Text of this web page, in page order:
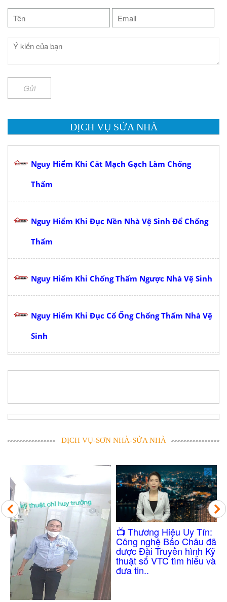
Gửi
DỊCH VỤ SỬA NHÀ
Nguy Hiểm Khi Cắt Mạch Gạch Làm Chống
Thấm
Nguy Hiểm Khi Đục Nền Nhà Vệ Sinh Để Chống
Thấm
Nguy Hiểm Khi Chống Thấm Ngược Nhà Vệ Sinh
Nguy Hiểm Khi Đục Cổ Ống Chống Thấm Nhà Vệ
Sinh
DỊCH VỤ-SƠN NHÀ-SỬA NHÀ
​📺 Thương Hiệu Uy Tín:
Công nghệ Bảo Châu đã
được Đài Truyền hình Kỹ
thuật số VTC tìm hiểu và
đưa tin..
Công Nghệ Chống
Thấm Nhà Vệ Sinh
Không Cần Đục